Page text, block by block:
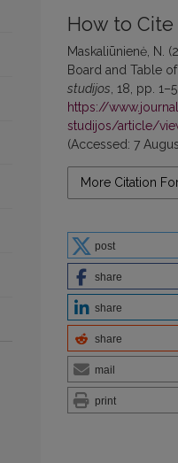
How to Cite
Maskaliūnienė, N.
Board and Table of
studijos , 18, pp.
https://
studijos/article/
(Accessed: 7
More Citation
post
share
share
share
mail
print